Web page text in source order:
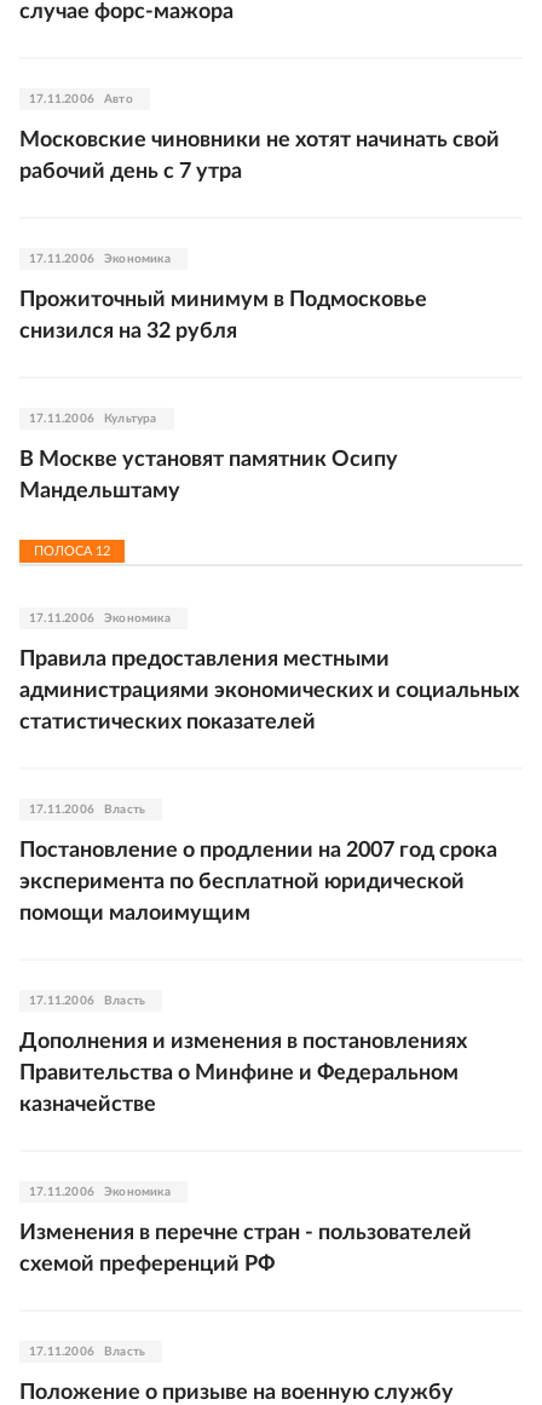
случае форс-мажора
17.11.2006 Авто
Московские чиновники не хотят начинать свой
рабочий день с 7 утра
17.11.2006 Экономика
Прожиточный минимум в Подмосковье
снизился на 32 рубля
17.11.2006 Культура
В Москве установят памятник Осипу
Мандельштаму
ПОЛОСА 12
17.11.2006 Экономика
Правила предоставления местными
администрациями экономических и социальных
статистических показателей
17.11.2006 Власть
Постановление о продлении на 2007 год срока
эксперимента по бесплатной юридической
помощи малоимущим
17.11.2006 Власть
Дополнения и изменения в постановлениях
Правительства о Минфине и Федеральном
казначействе
17.11.2006 Экономика
Изменения в перечне стран - пользователей
схемой преференций РФ
17.11.2006 Власть
Положение о призыве на военную службу